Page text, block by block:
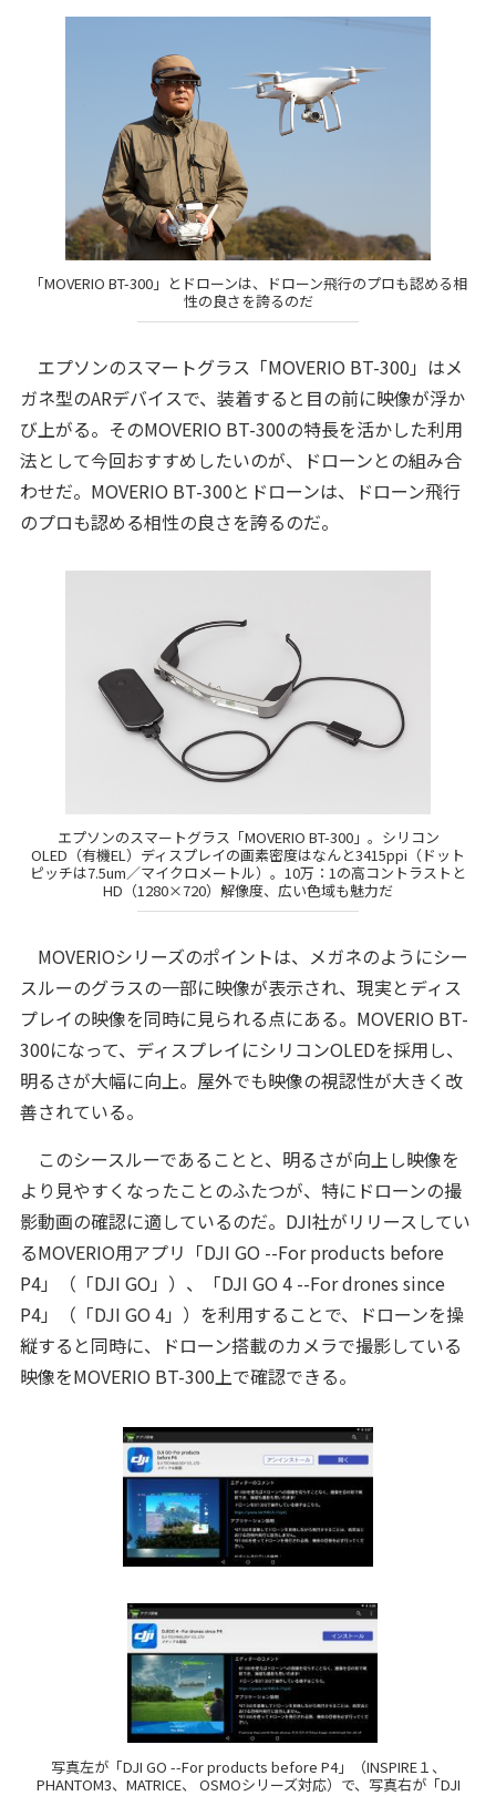
「MOVERIO BT-300」とドローンは、ドローン飛行のプロも認める相
性の良さを誇るのだ
エプソンのスマートグラス「MOVERIO BT-300」はメ
ガネ型のARデバイスで、装着すると目の前に映像が浮か
び上がる。そのMOVERIO BT-300の特長を活かした利用
法として今回おすすめしたいのが、ドローンとの組み合
わせだ。MOVERIO BT-300とドローンは、ドローン飛行
のプロも認める相性の良さを誇るのだ。
エプソンのスマートグラス「MOVERIO BT-300」。シリコン
OLED（有機EL）ディスプレイの画素密度はなんと3415ppi（ドット
ピッチは7.5um／マイクロメートル）。10万：1の高コントラストと
HD（1280×720）解像度、広い色域も魅力だ
MOVERIOシリーズのポイントは、メガネのようにシー
スルーのグラスの一部に映像が表示され、現実とディス
プレイの映像を同時に見られる点にある。MOVERIO BT-
300になって、ディスプレイにシリコンOLEDを採用し、
明るさが大幅に向上。屋外でも映像の視認性が大きく改
善されている。
このシースルーであることと、明るさが向上し映像を
より見やすくなったことのふたつが、特にドローンの撮
影動画の確認に適しているのだ。DJI社がリリースしてい
るMOVERIO用アプリ「DJI GO --For products before
P4」（「DJI GO」）、「DJI GO 4 --For drones since
P4」（「DJI GO 4」）を利用することで、ドローンを操
縦すると同時に、ドローン搭載のカメラで撮影している
映像をMOVERIO BT-300上で確認できる。
写真左が「DJI GO --For products before P4」（INSPIRE１、
PHANTOM3、MATRICE、 OSMOシリーズ対応）で、写真右が「DJI